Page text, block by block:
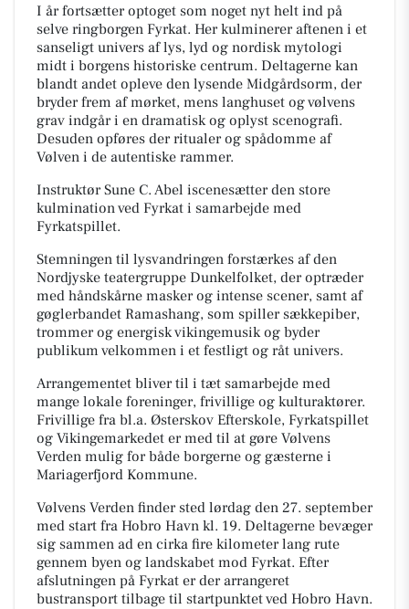
I år fortsætter optoget som noget nyt helt ind på
selve ringborgen Fyrkat. Her kulminerer aftenen i et
sanseligt univers af lys, lyd og nordisk mytologi
midt i borgens historiske centrum. Deltagerne kan
blandt andet opleve den lysende Midgårdsorm, der
bryder frem af mørket, mens langhuset og vølvens
grav indgår i en dramatisk og oplyst scenografi.
Desuden opføres der ritualer og spådomme af
Vølven i de autentiske rammer.
Instruktør Sune C. Abel iscenesætter den store
kulmination ved Fyrkat i samarbejde med
Fyrkatspillet.
Stemningen til lysvandringen forstærkes af den
Nordjyske teatergruppe Dunkelfolket, der optræder
med håndskårne masker og intense scener, samt af
gøglerbandet Ramashang, som spiller sækkepiber,
trommer og energisk vikingemusik og byder
publikum velkommen i et festligt og råt univers.
Arrangementet bliver til i tæt samarbejde med
mange lokale foreninger, frivillige og kulturaktører.
Frivillige fra bl.a. Østerskov Efterskole, Fyrkatspillet
og Vikingemarkedet er med til at gøre Vølvens
Verden mulig for både borgerne og gæsterne i
Mariagerfjord Kommune.
Vølvens Verden finder sted lørdag den 27. september
med start fra Hobro Havn kl. 19. Deltagerne bevæger
sig sammen ad en cirka fire kilometer lang rute
gennem byen og landskabet mod Fyrkat. Efter
afslutningen på Fyrkat er der arrangeret
bustransport tilbage til startpunktet ved Hobro Havn.